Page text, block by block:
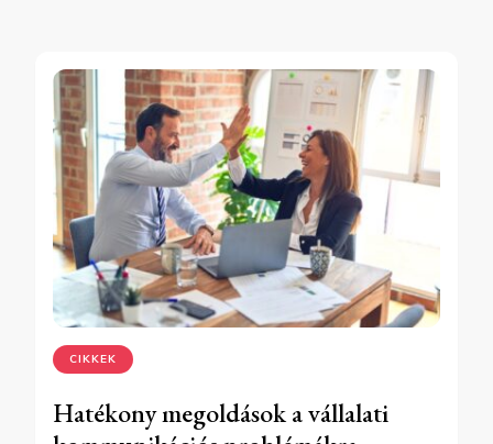
CIKKEK
Hatékony megoldások a vállalati